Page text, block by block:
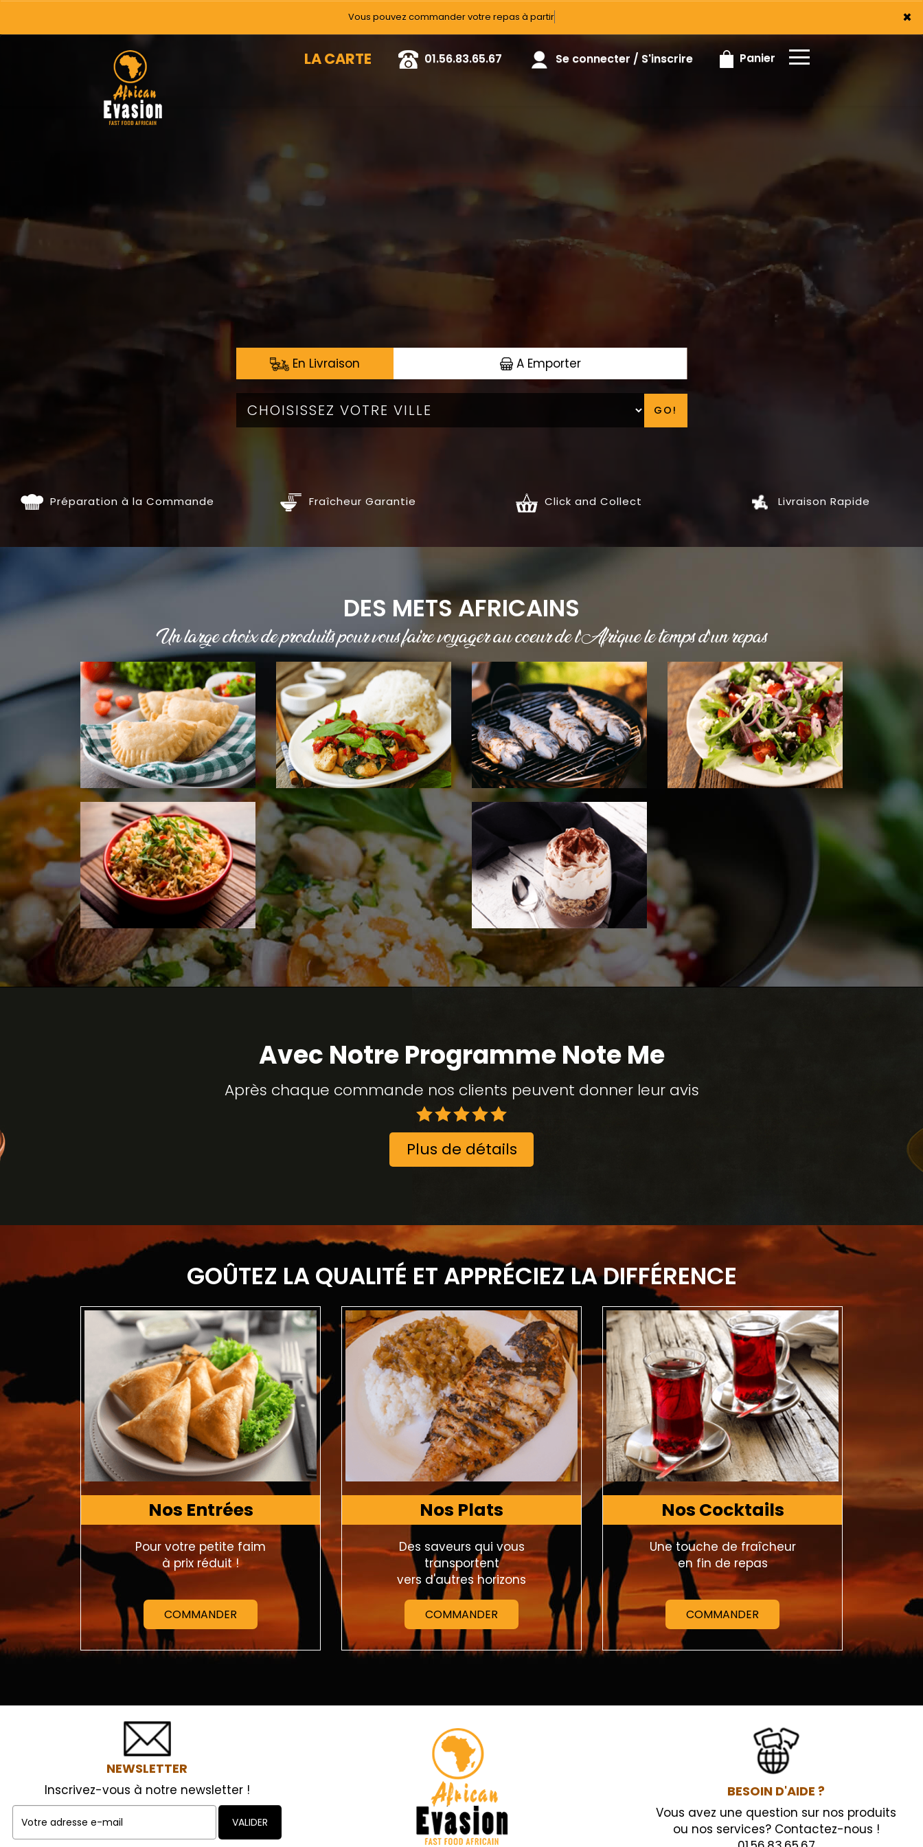
×
Vous pouvez c
LA CARTE 01.56.83.65.67 Se connecter / S'inscrire Panier
×
En Livraison A Emporter
GO!
Préparation à la Commande Fraîcheur Garantie Click and Collect Livraison Rapide
DES METS AFRICAINS
Un large choix de produits pour vous faire voyager au cœur de l'Afrique le temps d'un repas
SUPPLÉMENTS DESSERTS
Avec Notre Programme Note Me
Après chaque commande nos clients peuvent donner leur avis
Plus de détails
GOÛTEZ LA QUALITÉ ET APPRÉCIEZ LA DIFFÉRENCE
Nos Entrées
Pour votre petite faim
à prix réduit !
COMMANDER
Nos Plats
Des saveurs qui vous
transportent
vers d'autres horizons
COMMANDER
Nos Cocktails
Une touche de fraîcheur
en fin de repas
COMMANDER
NEWSLETTER
Inscrivez-vous à notre newsletter !
VALIDER
BESOIN D'AIDE ?
Vous avez une question sur nos produits
ou nos services? Contactez-nous !